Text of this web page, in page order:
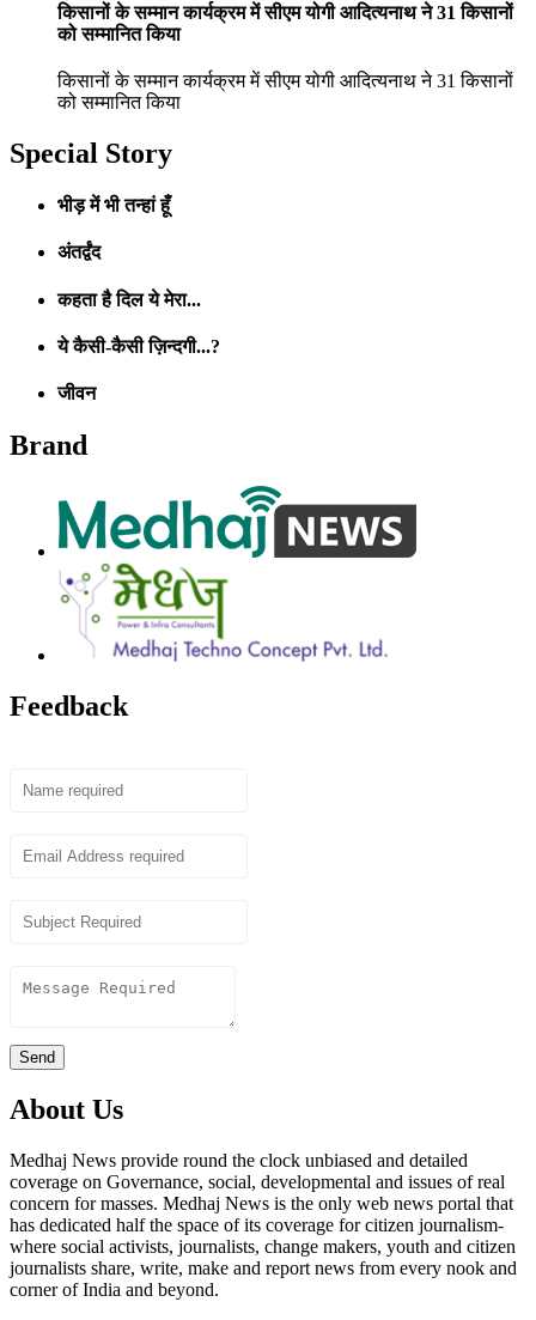
किसानों के सम्मान कार्यक्रम में सीएम योगी आदित्यनाथ ने 31 किसानों
को सम्मानित किया
किसानों के सम्मान कार्यक्रम में सीएम योगी आदित्यनाथ ने 31 किसानों
को सम्मानित किया
Special Story
भीड़ में भी तन्हां हूँ
अंतर्द्वंद
कहता है दिल ये मेरा...
ये कैसी-कैसी ज़िन्दगी...?
जीवन
Brand
Feedback
Send
About Us
Medhaj News provide round the clock unbiased and detailed
coverage on Governance, social, developmental and issues of real
concern for masses. Medhaj News is the only web news portal that
has dedicated half the space of its coverage for citizen journalism-
where social activists, journalists, change makers, youth and citizen
journalists share, write, make and report news from every nook and
corner of India and beyond.